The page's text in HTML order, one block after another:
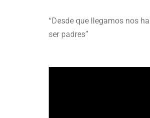
“Desde que llegamos nos
ser padres”